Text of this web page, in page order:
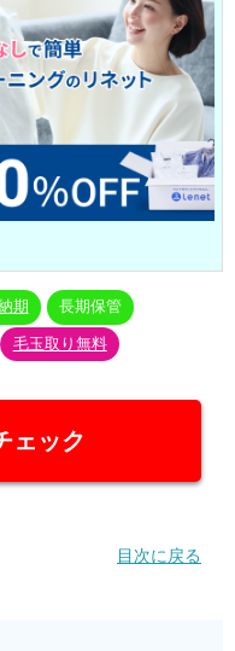
期 長期保管
毛玉取り無料
ェック
目次に戻る